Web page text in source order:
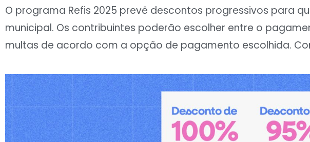
O programa Refis 2025 prevê descontos progressivos para
municipal. Os contribuintes poderão escolher entre o
multas de acordo com a opção de pagamento escolhida.